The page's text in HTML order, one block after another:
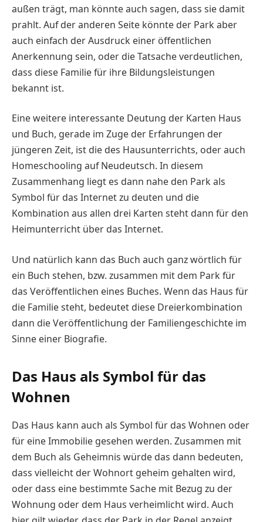
außen trägt, man könnte auch sagen, dass sie damit
prahlt. Auf der anderen Seite könnte der Park aber
auch einfach der Ausdruck einer öffentlichen
Anerkennung sein, oder die Tatsache verdeutlichen,
dass diese Familie für ihre Bildungsleistungen
bekannt ist.
Eine weitere interessante Deutung der Karten Haus
und Buch, gerade im Zuge der Erfahrungen der
jüngeren Zeit, ist die des Hausunterrichts, oder auch
Homeschooling auf Neudeutsch. In diesem
Zusammenhang liegt es dann nahe den Park als
Symbol für das Internet zu deuten und die
Kombination aus allen drei Karten steht dann für den
Heimunterricht über das Internet.
Und natürlich kann das Buch auch ganz wörtlich für
ein Buch stehen, bzw. zusammen mit dem Park für
das Veröffentlichen eines Buches. Wenn das Haus für
die Familie steht, bedeutet diese Dreierkombination
dann die Veröffentlichung der Familiengeschichte im
Sinne einer Biografie.
Das Haus als Symbol für das
Wohnen
Das Haus kann auch als Symbol für das Wohnen oder
für eine Immobilie gesehen werden. Zusammen mit
dem Buch als Geheimnis würde das dann bedeuten,
dass vielleicht der Wohnort geheim gehalten wird,
oder dass eine bestimmte Sache mit Bezug zu der
Wohnung oder dem Haus verheimlicht wird. Auch